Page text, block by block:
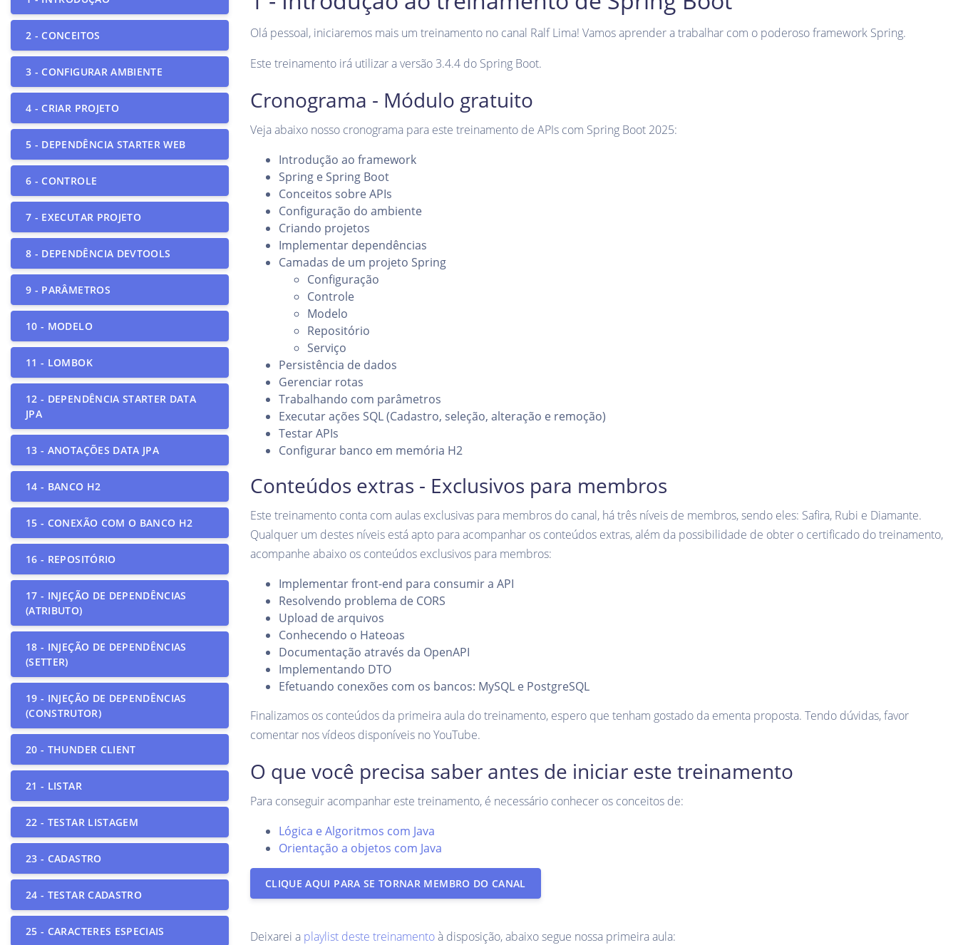
2 - CONCEITOS
3 - CONFIGURAR AMBIENTE
4 - CRIAR PROJETO
5 - DEPENDÊNCIA STARTER WEB
6 - CONTROLE
7 - EXECUTAR PROJETO
8 - DEPENDÊNCIA DEVTOOLS
9 - PARÂMETROS
10 - MODELO
11 - LOMBOK
12 - DEPENDÊNCIA STARTER DATA
JPA
13 - ANOTAÇÕES DATA JPA
14 - BANCO H2
15 - CONEXÃO COM O BANCO H2
16 - REPOSITÓRIO
17 - INJEÇÃO DE DEPENDÊNCIAS
(ATRIBUTO)
18 - INJEÇÃO DE DEPENDÊNCIAS
(SETTER)
19 - INJEÇÃO DE DEPENDÊNCIAS
(CONSTRUTOR)
20 - THUNDER CLIENT
21 - LISTAR
22 - TESTAR LISTAGEM
23 - CADASTRO
24 - TESTAR CADASTRO
25 - CARACTERES ESPECIAIS
Olá pessoal, iniciaremos mais um treinamento no canal Ralf Lima! Vamos aprender a trabalhar com o poderoso framework Spring.
Este treinamento irá utilizar a versão 3.4.4 do Spring Boot.
Cronograma - Módulo gratuito
Veja abaixo nosso cronograma para este treinamento de APIs com Spring Boot 2025:
Introdução ao framework
Spring e Spring Boot
Conceitos sobre APIs
Configuração do ambiente
Criando projetos
Implementar dependências
Camadas de um projeto Spring
Configuração
Controle
Modelo
Repositório
Serviço
Persistência de dados
Gerenciar rotas
Trabalhando com parâmetros
Executar ações SQL (Cadastro, seleção, alteração e remoção)
Testar APIs
Configurar banco em memória H2
Conteúdos extras - Exclusivos para membros
Este treinamento conta com aulas exclusivas para membros do canal, há três níveis de membros, sendo eles: Safira, Rubi e Diamante.
Qualquer um destes níveis está apto para acompanhar os conteúdos extras, além da possibilidade de obter o certificado do treinamento,
acompanhe abaixo os conteúdos exclusivos para membros:
Implementar front-end para consumir a API
Resolvendo problema de CORS
Upload de arquivos
Conhecendo o Hateoas
Documentação através da OpenAPI
Implementando DTO
Efetuando conexões com os bancos: MySQL e PostgreSQL
Finalizamos os conteúdos da primeira aula do treinamento, espero que tenham gostado da ementa proposta. Tendo dúvidas, favor
comentar nos vídeos disponíveis no YouTube.
O que você precisa saber antes de iniciar este treinamento
Para conseguir acompanhar este treinamento, é necessário conhecer os conceitos de:
Lógica e Algoritmos com Java
Orientação a objetos com Java
CLIQUE AQUI PARA SE TORNAR MEMBRO DO CANAL
Deixarei a playlist deste treinamentoà disposição, abaixo segue nossa primeira aula: